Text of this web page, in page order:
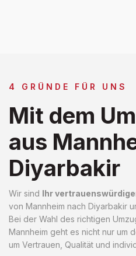
4 GRÜNDE FÜR UNS
Mit dem
aus
Diyarbakir
Wir sind Ihr
von Mannheim nach Diyarbakir
Bei der Wahl des richtigen
Mannheim geht es nicht nur um
um Vertrauen, Qualität und